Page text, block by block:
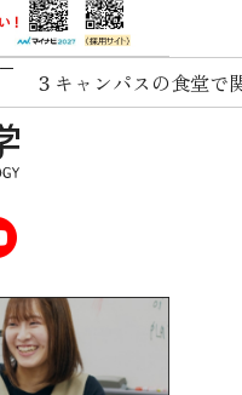
３キャンパスの食堂で